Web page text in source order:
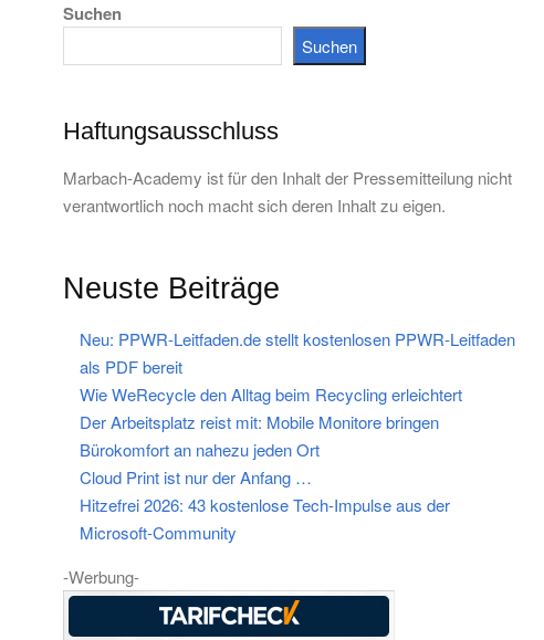
Suchen
Suchen
Haftungsausschluss
Marbach-Academy ist für den Inhalt der Pressemitteilung nicht
verantwortlich noch macht sich deren Inhalt zu eigen.
Neuste Beiträge
Neu: PPWR-Leitfaden.de stellt kostenlosen PPWR-Leitfaden
als PDF bereit
Wie WeRecycle den Alltag beim Recycling erleichtert
Der Arbeitsplatz reist mit: Mobile Monitore bringen
Bürokomfort an nahezu jeden Ort
Cloud Print ist nur der Anfang …
Hitzefrei 2026: 43 kostenlose Tech-Impulse aus der
Microsoft-Community
-Werbung-